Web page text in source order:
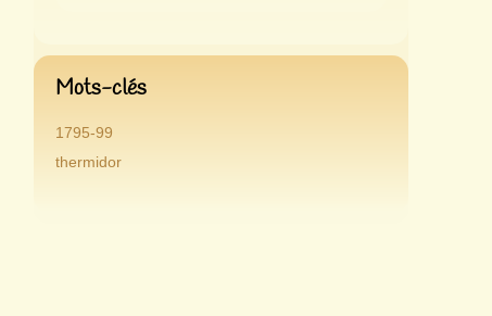
Mots-clés
1795-99
thermidor